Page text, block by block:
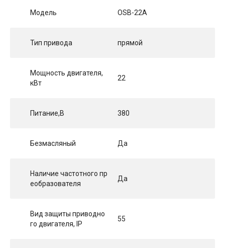
Модель OSB-22A
Тип привода прямой
Мощность двигателя,
кВт
22
Питание,В 380
Безмасляный Да
Наличие частотного пр
еобразователя
Да
Вид защиты приводно
го двигателя, IP
55